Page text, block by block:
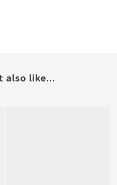
also like...